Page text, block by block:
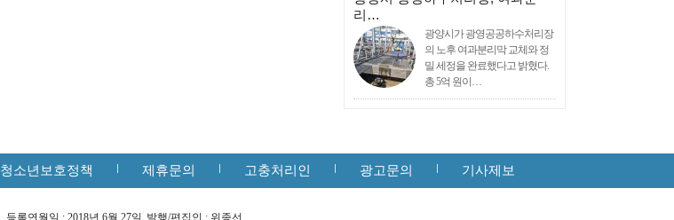
리…
광양시가 광영공공하수처리장
의 노후 여과분리막 교체와 정
밀 세정을 완료했다고 밝혔다.
총 5억 원이…
청소년보호정책 제휴문의 고충처리인 광고문의 기사제보
등록연월일 : 2018년 6월 27일 발행/편집인 : 위종선